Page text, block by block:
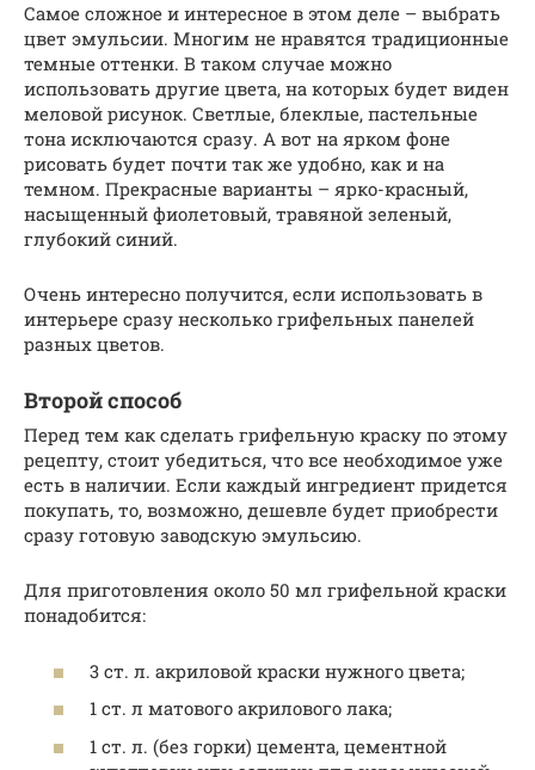
Самое сложное и интересное в этом деле – выбрать
цвет эмульсии. Многим не нравятся традиционные
темные оттенки. В таком случае можно
использовать другие цвета, на которых будет виден
меловой рисунок. Светлые, блеклые, пастельные
тона исключаются сразу. А вот на ярком фоне
рисовать будет почти так же удобно, как и на
темном. Прекрасные варианты – ярко-красный,
насыщенный фиолетовый, травяной зеленый,
глубокий синий.
Очень интересно получится, если использовать в
интерьере сразу несколько грифельных панелей
разных цветов.
Второй способ
Перед тем как сделать грифельную краску по этому
рецепту, стоит убедиться, что все необходимое уже
есть в наличии. Если каждый ингредиент придется
покупать, то, возможно, дешевле будет приобрести
сразу готовую заводскую эмульсию.
Для приготовления около 50 мл грифельной краски
понадобится:
3 ст. л. акриловой краски нужного цвета;
1 ст. л матового акрилового лака;
1 ст. л. (без горки) цемента, цементной